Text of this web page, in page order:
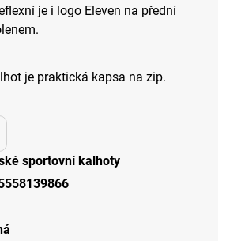
je i logo Eleven na přední
je praktická kapsa na zip.
sportovní kalhoty